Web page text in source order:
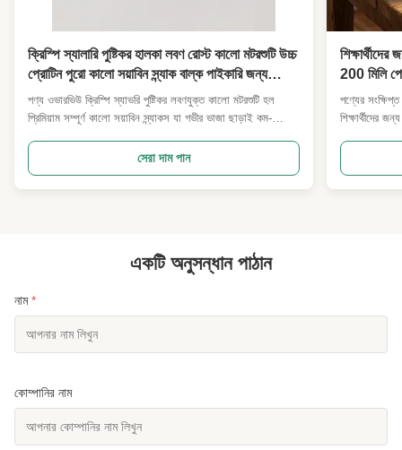
ক্রিস্পি স্যালারি পুষ্টিকর হালকা লবণ রোস্ট কালো মটরশুটি উচ্চ
প্রোটিন পুরো কালো সয়াবিন স্ন্যাক বাল্ক পাইকারি জন্য
সুপারমার্কেট ফিটনেস স্টোর পাব আমদানিকারক
পণ্য ওভারভিউ ক্রিস্পি স্যাভরি পুষ্টিকর লবণযুক্ত কালো মটরশুটি হল
প্রিমিয়াম সম্পূর্ণ কালো সয়াবিন স্ন্যাকস যা গভীর ভাজা ছাড়াই কম-
কালো মটরশুটি ভিতরে সম্পূর্ণ প্রাকৃতিক উদ্ভিদ প্রোটিন এবং
অ্যান্থোসায়ানিন ধরে রাখে। ভারী কৃত্রিম রা...
সেরা দাম পান
200 মিলি
সকালের
পণ্যের
শিক্ষার্থীদের
ব্যাগে বহন
একটি অনুসন্ধান পাঠান
নাম*
কোম্পানির নাম